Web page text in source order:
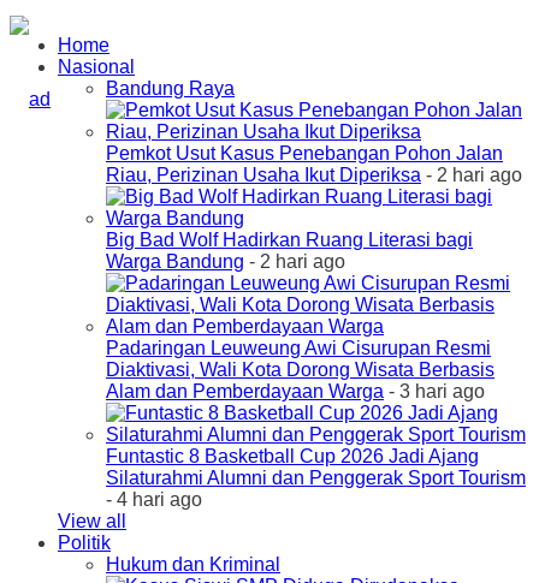
Home
Nasional
Bandung Raya
Pemkot Usut Kasus Penebangan Pohon Jalan
Riau, Perizinan Usaha Ikut Diperiksa - 2 hari ago
Big Bad Wolf Hadirkan Ruang Literasi bagi
Warga Bandung - 2 hari ago
Padaringan Leuweung Awi Cisurupan Resmi
Diaktivasi, Wali Kota Dorong Wisata Berbasis
Alam dan Pemberdayaan Warga - 3 hari ago
Funtastic 8 Basketball Cup 2026 Jadi Ajang
Silaturahmi Alumni dan Penggerak Sport Tourism
- 4 hari ago
View all
Politik
Hukum dan Kriminal